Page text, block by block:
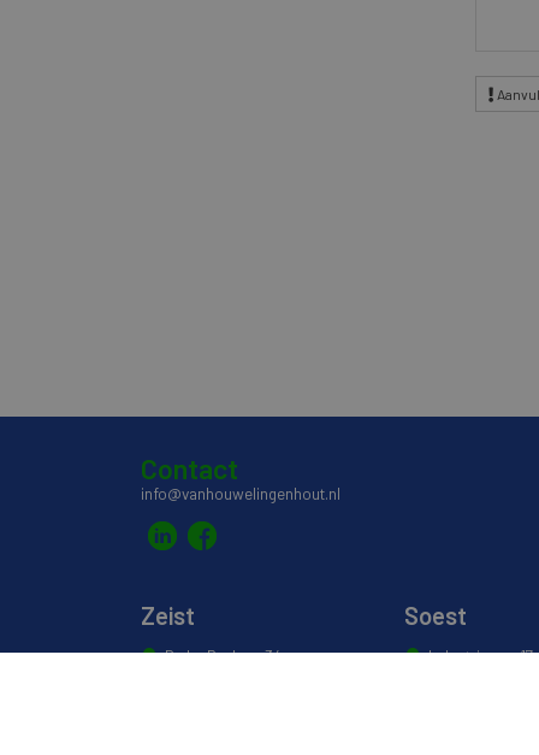
Contact
info@vanhouwelingenhout.nl
Zeist
De La Reylaan 34
Soest
Industrieweg 17